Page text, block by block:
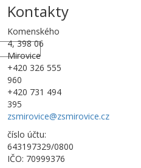
Kontakty
Komenského
4, 398 06
Mirovice
+420 326 555
960
+420 731 494
395
zsmirovice@zsmirovice.cz
číslo účtu:
643197329/0800
IČO: 70999376